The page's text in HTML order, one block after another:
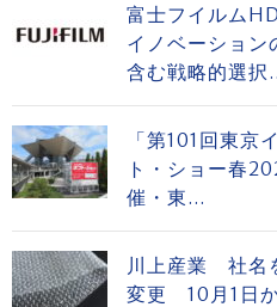
富士フイルム
イノベーション
含む戦略的選択
「第101回東京
ト・ショー春
催・東...
川上産業 社名
変更 10月1日